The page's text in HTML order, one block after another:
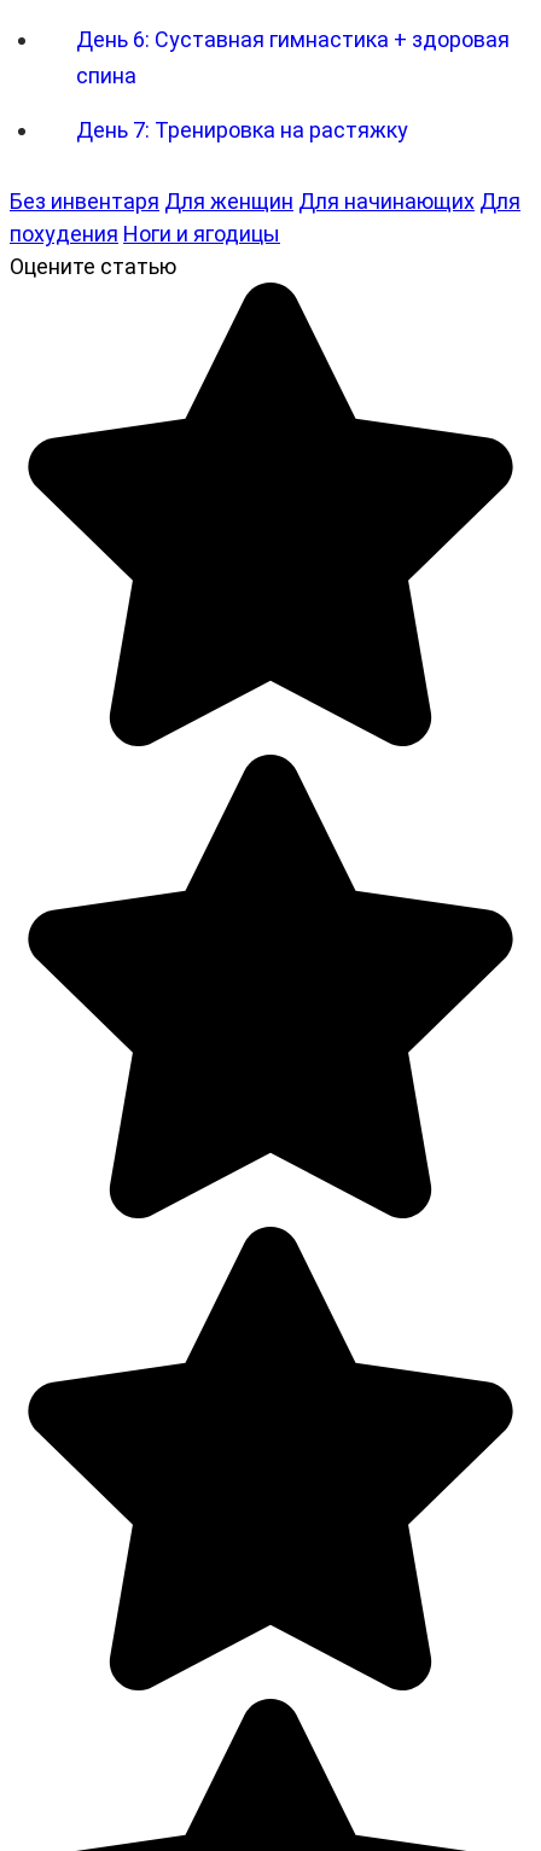
День 6: Суставная гимнастика + здоровая
спина
День 7: Тренировка на растяжку
Без инвентаря Для женщин Для начинающих Для
похудения Ноги и ягодицы
Оцените статью